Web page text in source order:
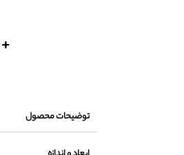
+
توضیحات محصول